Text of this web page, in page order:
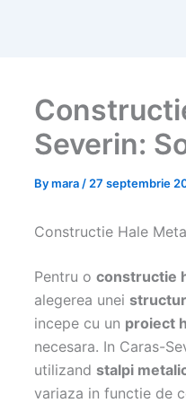
Severin:
Bymara / 27 septembrie
Constructie Hale
Pentru o constructie
alegerea unei
incepe cu un proiect
necesara. In Caras-
utilizand stalpi
variaza in functie de